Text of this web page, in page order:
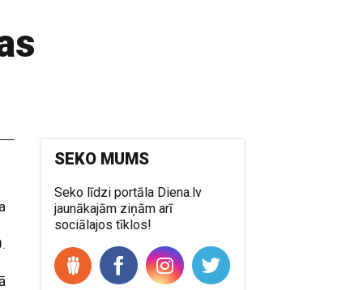
SEKO MUMS
Seko līdzi portāla Diena.lv
jaunākajām ziņām arī
sociālajos tīklos!